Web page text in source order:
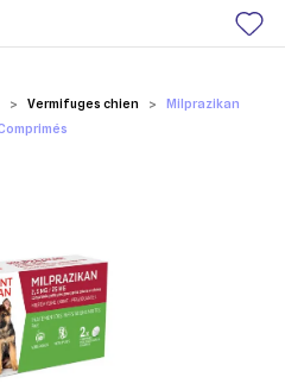
Vermifuges chien
Milprazikan